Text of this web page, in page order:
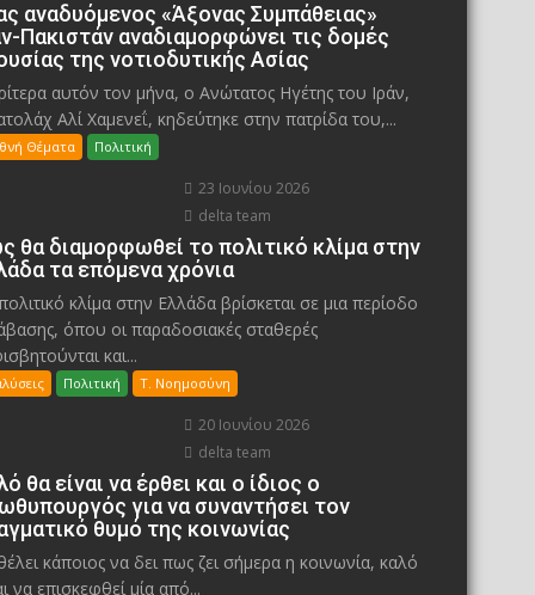
αναδυόμενος «Άξονας Συμπάθειας»
Πακιστάν αναδιαμορφώνει τις δομές
της νοτιοδυτικής Ασίας
αυτόν τον μήνα, ο Ανώτατος Ηγέτης του Ιράν,
Αλί Χαμενεΐ, κηδεύτηκε στην πατρίδα του,...
Θέματα Πολιτική
23 Ιουνίου 2026
delta team
θα διαμορφωθεί το πολιτικό κλίμα στην
τα επόμενα χρόνια
κλίμα στην Ελλάδα βρίσκεται σε μια περίοδο
όπου οι παραδοσιακές σταθερές
και...
Πολιτική Τ. Νοημοσύνη
20 Ιουνίου 2026
delta team
θα είναι να έρθει και ο ίδιος ο
για να συναντήσει τον
θυμό της κοινωνίας
κάποιος να δει πως ζει σήμερα η κοινωνία, καλό
να επισκεφθεί μία από...